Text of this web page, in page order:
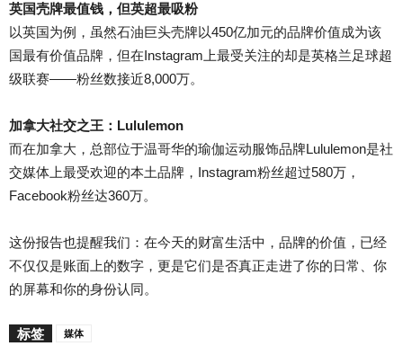
英国壳牌最值钱，但英超最吸粉
以英国为例，虽然石油巨头壳牌以450亿加元的品牌价值成为该
国最有价值品牌，但在Instagram上最受关注的却是英格兰足球超
级联赛——粉丝数接近8,000万。
加拿大社交之王：Lululemon
而在加拿大，总部位于温哥华的瑜伽运动服饰品牌Lululemon是社
交媒体上最受欢迎的本土品牌，Instagram粉丝超过580万，
Facebook粉丝达360万。
这份报告也提醒我们：在今天的财富生活中，品牌的价值，已经
不仅仅是账面上的数字，更是它们是否真正走进了你的日常、你
的屏幕和你的身份认同。
标签 媒体